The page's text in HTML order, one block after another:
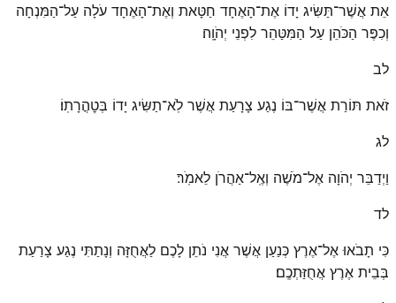
אֵת אֲשֶׁר־תַּשִּׂיג יָדוֹ אֶת־הָאֶחָד חַטָּאת וְאֶת־הָאֶחָד עֹלָה עַל־הַמִּנְחָה
וְכִפֶּר הַכֹּהֵן עַל הַמִּטַּהֵר לִפְנֵי יְהֹוָֽה׃
לב
זֹאת תּוֹרַת אֲשֶׁר־בּוֹ נֶגַע צָרָעַת אֲשֶׁר לֹֽא־תַשִּׂיג יָדוֹ בְּטׇהֳרָתֽוֹ׃
לג
וַיְדַבֵּר יְהֹוָה אֶל־מֹשֶׁה וְאֶֽל־אַהֲרֹן לֵאמֹֽר׃
לד
כִּי תָבֹאוּ אֶל־אֶרֶץ כְּנַעַן אֲשֶׁר אֲנִי נֹתֵן לָכֶם לַאֲחֻזָּה וְנָתַתִּי נֶגַע צָרַעַת
בְּבֵית אֶרֶץ אֲחֻזַּתְכֶֽם׃